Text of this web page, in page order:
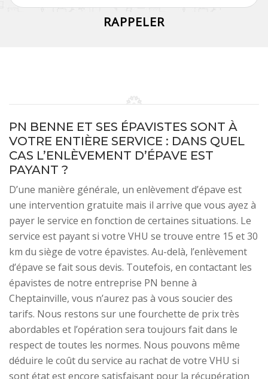
PN BENNE ET SES ÉPAVISTES SONT À
VOTRE ENTIÈRE SERVICE : DANS QUEL
CAS L’ENLÈVEMENT D’ÉPAVE EST
PAYANT ?
D’une manière générale, un enlèvement d’épave est
une intervention gratuite mais il arrive que vous ayez à
payer le service en fonction de certaines situations. Le
service est payant si votre VHU se trouve entre 15 et 30
km du siège de votre épavistes. Au-delà, l’enlèvement
d’épave se fait sous devis. Toutefois, en contactant les
épavistes de notre entreprise PN benne à
Cheptainville, vous n’aurez pas à vous soucier des
tarifs. Nous restons sur une fourchette de prix très
abordables et l’opération sera toujours fait dans le
respect de toutes les normes. Nous pouvons même
déduire le coût du service au rachat de votre VHU si
sont état est encore satisfaisant pour la récupération